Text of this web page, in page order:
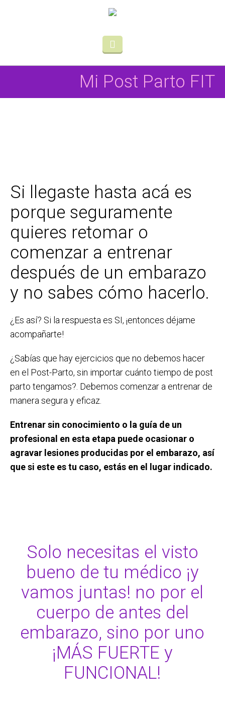
Mi Post Parto FIT
Si llegaste hasta acá es
porque seguramente
quieres retomar o
comenzar a entrenar
después de un embarazo
y no sabes cómo hacerlo.
¿Es así? Si la respuesta es SI, ¡entonces déjame
acompañarte!
¿Sabías que hay ejercicios que no debemos hacer
en el Post-Parto, sin importar cuánto tiempo de post
parto tengamos?. Debemos comenzar a entrenar de
manera segura y eficaz.
Entrenar sin conocimiento o la guía de un
profesional en esta etapa puede ocasionar o
agravar lesiones producidas por el embarazo, así
que si este es tu caso, estás en el lugar indicado.
Solo necesitas el visto
bueno de tu médico ¡y
vamos juntas! no por el
cuerpo de antes del
embarazo, sino por uno
¡MÁS FUERTE y
FUNCIONAL!